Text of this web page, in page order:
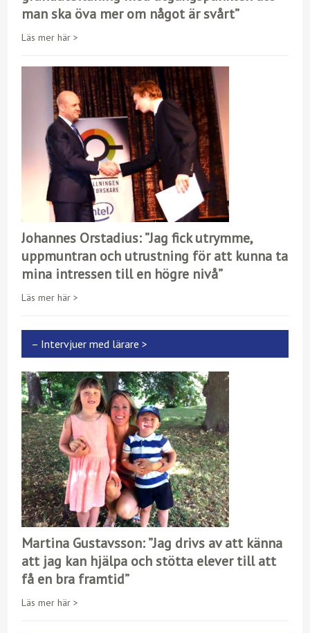
man ska öva mer om något är svårt”
Läs mer här >
Johannes Orstadius: ”Jag fick utrymme,
uppmuntran och utrustning för att kunna ta
mina intressen till en högre nivå”
Läs mer här >
– Intervjuer med lärare >
Martina Gustavsson: ”Jag drivs av att känna
att jag kan hjälpa och stötta elever till att
få en bra framtid”
Läs mer här >